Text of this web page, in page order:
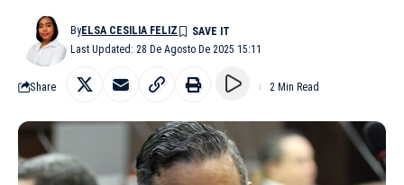
Last Updated: 28 De Agosto De 2025 15:11
ByELSA CESILIA FELIZ
Share 2 Min Read